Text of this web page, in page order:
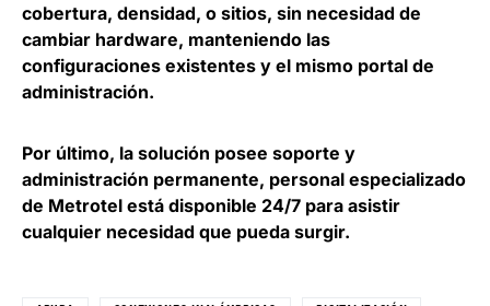
cobertura, densidad, o sitios, sin necesidad de
cambiar hardware, manteniendo las
configuraciones existentes y el mismo portal de
administración.
Por último, la solución posee soporte y
administración permanente, personal especializado
de Metrotel está disponible 24/7 para asistir
cualquier necesidad que pueda surgir.